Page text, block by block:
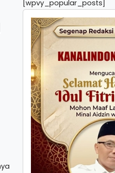
[wpvy_popular_posts]